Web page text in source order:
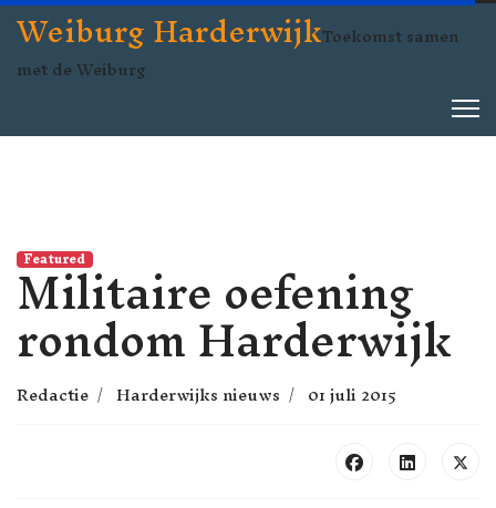
Weiburg HarderwijkToekomst samen
met de Weiburg
Featured
Militaire oefening
rondom Harderwijk
Redactie Harderwijks nieuws 01 juli 2015